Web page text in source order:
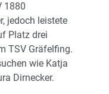
1880
jedoch leistete
Platz drei
TSV Gräfelfing.
wie Katja
Dirnecker.